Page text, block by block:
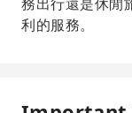
利的服務。